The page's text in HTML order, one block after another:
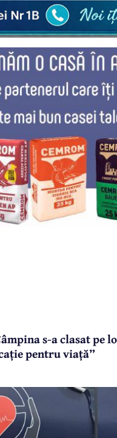
s-a clasat pe
pentru viață”